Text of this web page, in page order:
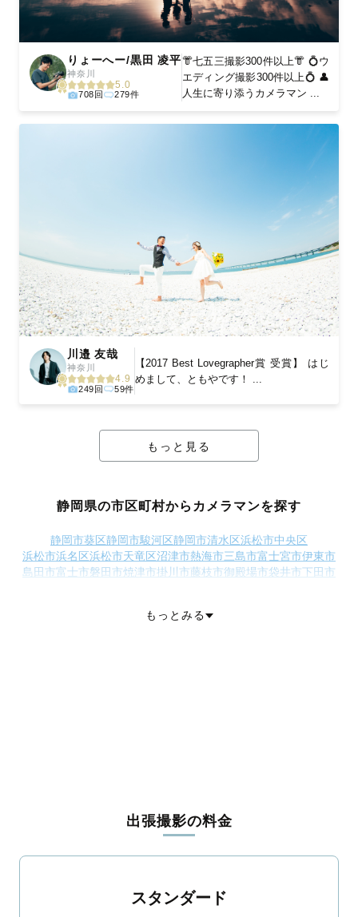
りょーへー/黒田 凌平
神奈川
5.0
708回 279件
👘七五三撮影300件以上👘 💍ウ
エディング撮影300件以上💍 👤
人生に寄り添うカメラマン ...
川邉 友哉
神奈川
4.9
249回 59件
【2017 Best Lovegrapher賞 受賞】 はじ
めまして、ともやです！ ...
もっと見る
静岡県の市区町村からカメラマンを探す
静岡市葵区静岡市駿河区静岡市清水区浜松市中央区
浜松市浜名区浜松市天竜区沼津市熱海市三島市富士宮市伊東市
島田市富士市磐田市焼津市掛川市藤枝市御殿場市袋井市下田市
駿東郡清水町 駿東郡長泉町
もっとみる
出張撮影の料金
スタンダード